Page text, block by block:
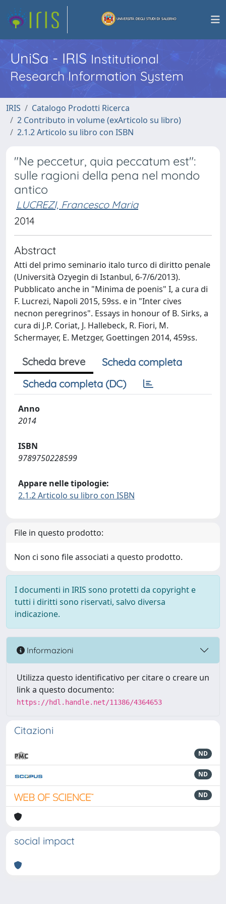
UniSa - IRISInstitutional
Research Information System
IRIS
Catalogo Prodotti Ricerca
2 Contributo in volume (exArticolo su libro)
2.1.2 Articolo su libro con ISBN
"Ne peccetur, quia peccatum est":
sulle ragioni della pena nel mondo
antico
LUCREZI, Francesco Maria
2014
Abstract
Atti del primo seminario italo turco di diritto penale
(Università Ozyegin di Istanbul, 6-7/6/2013).
Pubblicato anche in "Minima de poenis" I, a cura di
F. Lucrezi, Napoli 2015, 59ss. e in "Inter cives
necnon peregrinos". Essays in honour of B. Sirks, a
cura di J.P. Coriat, J. Hallebeck, R. Fiori, M.
Schermayer, E. Metzger, Goettingen 2014, 459ss.
Scheda breve
Scheda completa
Scheda completa (DC)
Anno
2014
ISBN
9789750228599
Appare nelle tipologie:
2.1.2 Articolo su libro con ISBN
File in questo prodotto:
Non ci sono file associati a questo prodotto.
I documenti in IRIS sono protetti da copyright e
tutti i diritti sono riservati, salvo diversa
indicazione.
Informazioni
Utilizza questo identificativo per citare o creare un
link a questo documento:
https://hdl.handle.net/11386/4364653
Citazioni
ND
ND
ND
social impact